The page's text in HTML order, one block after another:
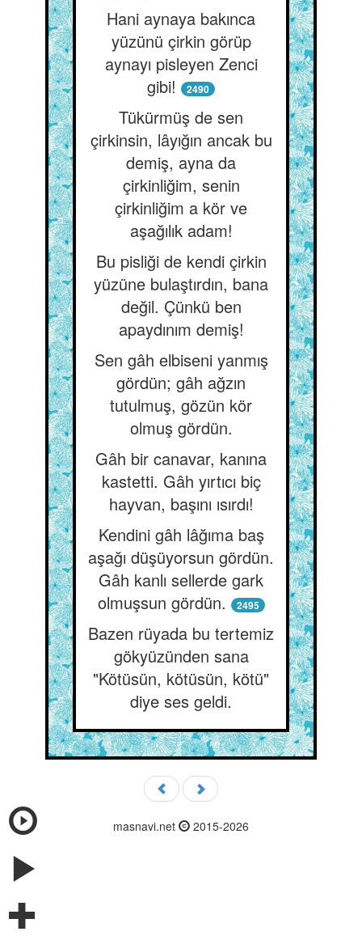
Hani aynaya bakınca
yüzünü çirkin görüp
aynayı pisleyen Zenci
gibi!
2490
Tükürmüş de sen
çirkinsin, lâyığın ancak bu
demiş, ayna da
çirkinliğim, senin
çirkinliğim a kör ve
aşağılık adam!
Bu pisliği de kendi çirkin
yüzüne bulaştırdın, bana
değil. Çünkü ben
apaydınım demiş!
Sen gâh elbiseni yanmış
gördün; gâh ağzın
tutulmuş, gözün kör
olmuş gördün.
Gâh bir canavar, kanına
kastetti. Gâh yırtıcı biç
hayvan, başını ısırdı!
Kendini gâh lâğıma baş
aşağı düşüyorsun gördün.
Gâh kanlı sellerde gark
olmuşsun gördün.
2495
Bazen rüyada bu tertemiz
gökyüzünden sana
"Kötüsün, kötüsün, kötü"
diye ses geldi.
masnavi.net 2015-2026